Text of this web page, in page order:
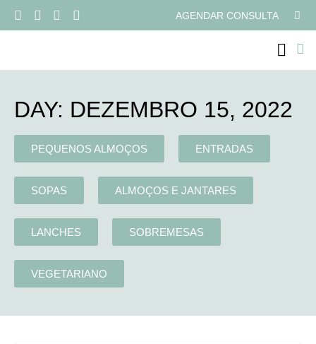
AGENDAR CONSULTA
DAY: DEZEMBRO 15, 2022
PEQUENOS ALMOÇOS ENTRADAS
SOPAS ALMOÇOS E JANTARES
LANCHES SOBREMESAS
VEGETARIANO